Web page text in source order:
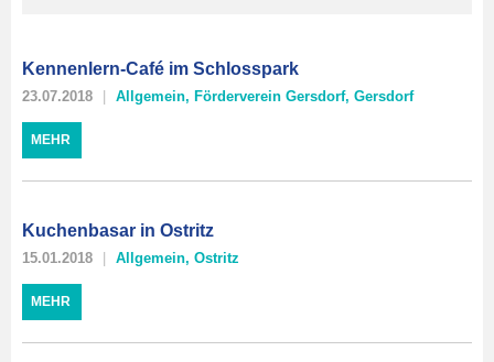
Kennenlern-Café im Schlosspark
23.07.2018 Allgemein, Förderverein Gersdorf, Gersdorf
MEHR
Kuchenbasar in Ostritz
15.01.2018 Allgemein, Ostritz
MEHR